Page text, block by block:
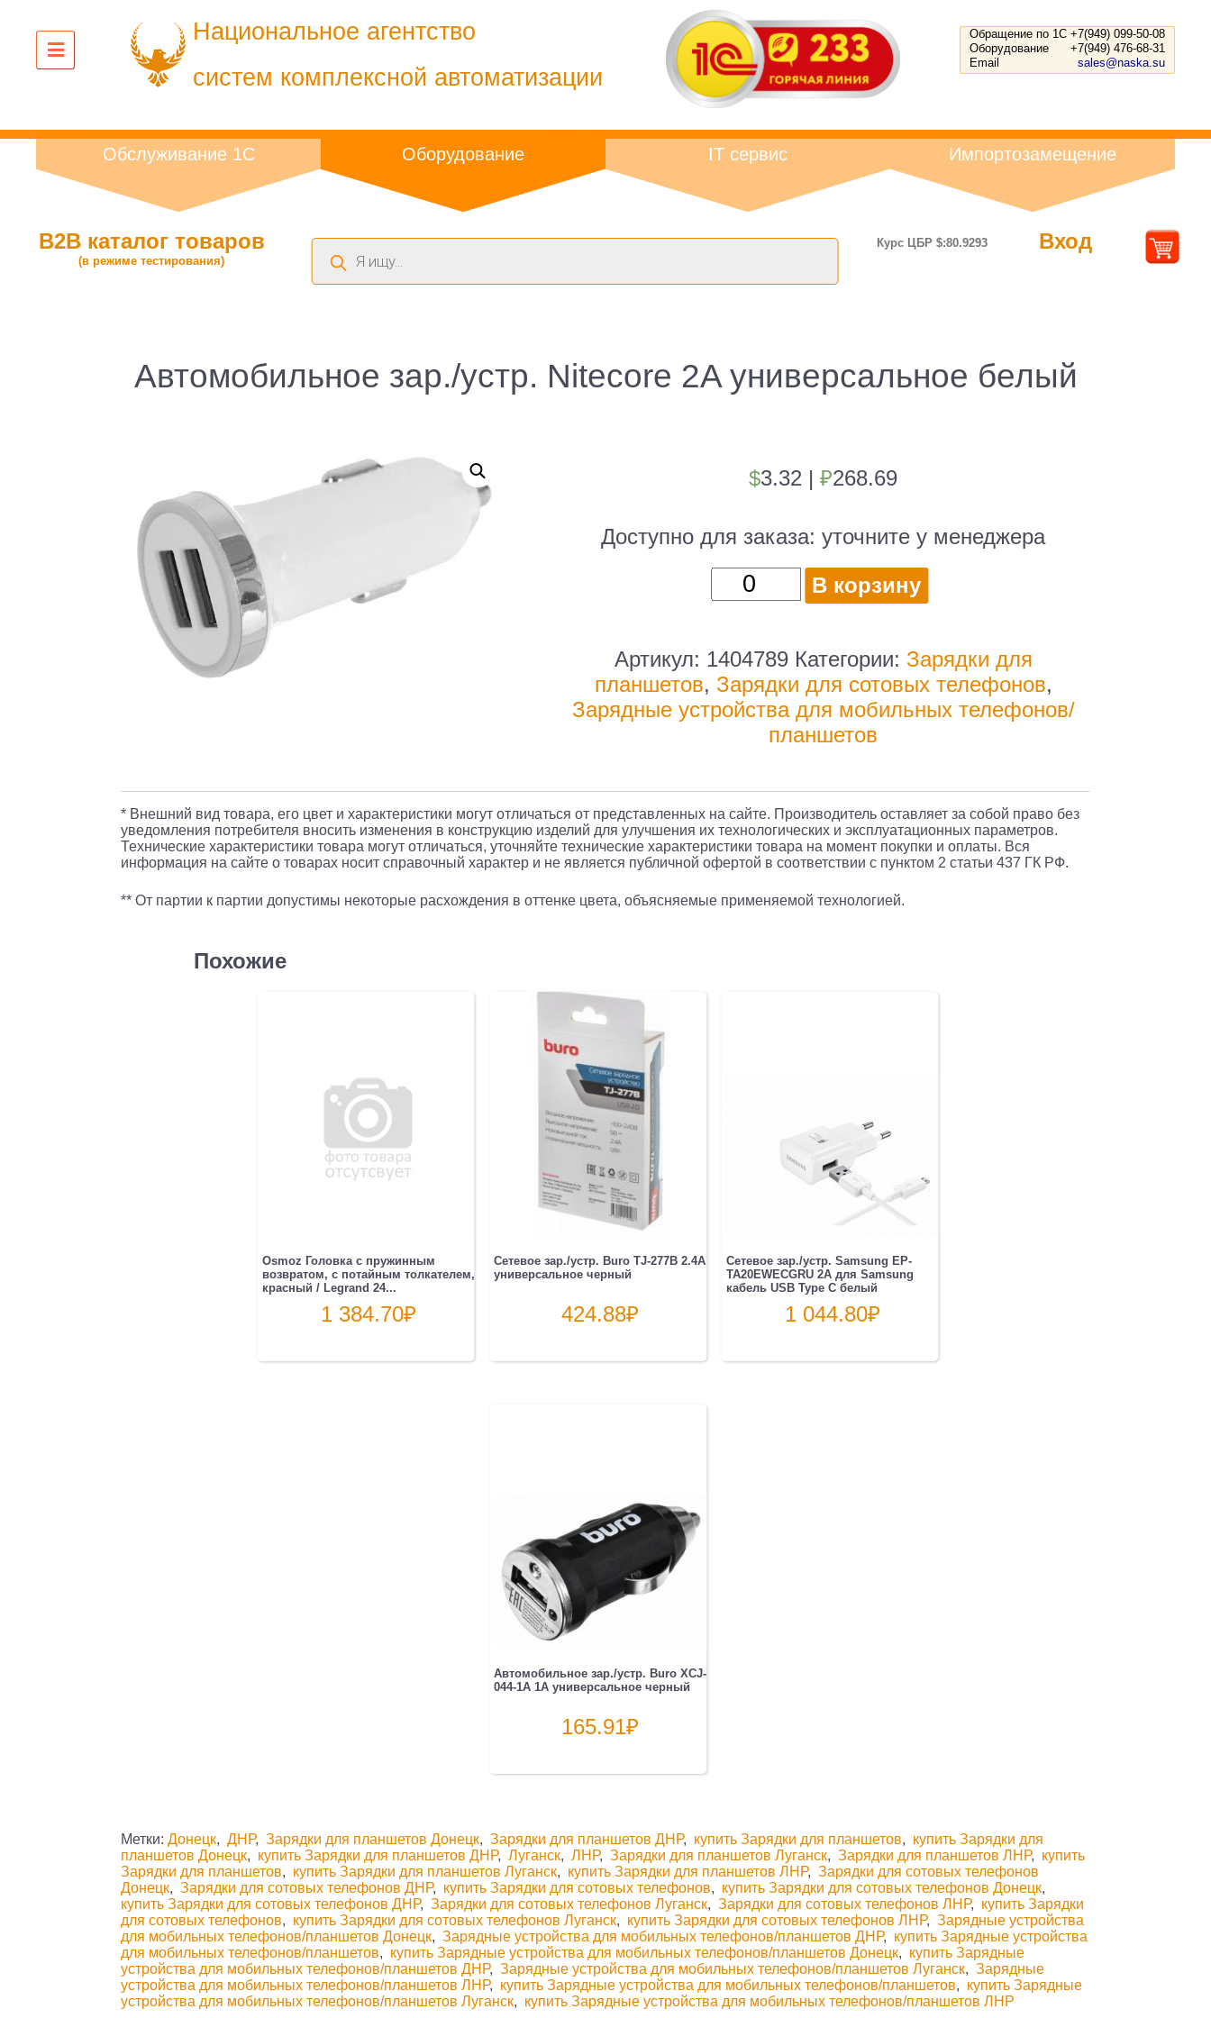
Национальное агентство
систем комплексной автоматизации
Обращение по 1С +7(949) 099-50-08
Оборудование
+7(949) 476-68-31
Email
sales@naska.su
Обслуживание 1С Оборудование IT сервис Импортозамещение
B2B каталог товаров
(в режиме тестирования)
Поиск
товаров
Курс ЦБР $:80.9293 Вход
Автомобильное зар./устр. Nitecore 2A универсальное белый
$3.32 |₽268.69
Доступно для заказа:уточните у менеджера
Количество
товара
зар./
устр.
Nitecore
В корзину
Артикул: 1404789 Категории: Зарядки для
планшетов, Зарядки для сотовых телефонов,
Зарядные устройства для мобильных телефонов/
планшетов
* Внешний вид товара, его цвет и характеристики могут отличаться от представленных на сайте. Производитель оставляет за собой право без
уведомления потребителя вносить изменения в конструкцию изделий для улучшения их технологических и эксплуатационных параметров.
Технические характеристики товара могут отличаться, уточняйте технические характеристики товара на момент покупки и оплаты. Вся
информация на сайте о товарах носит справочный характер и не является публичной офертой в соответствии с пунктом 2 статьи 437 ГК РФ.
** От партии к партии допустимы некоторые расхождения в оттенке цвета, объясняемые применяемой технологией.
Похожие
Osmoz Головка с пружинным
возвратом, с потайным толкателем,
красный / Legrand 24...
1 384.70₽
Сетевое зар./устр. Buro TJ-277B 2.4A
универсальное черный
424.88₽
Сетевое зар./устр. Samsung EP-
TA20EWECGRU 2A для Samsung
кабель USB Type C белый
1 044.80₽
Автомобильное зар./устр. Buro XCJ-
044-1A 1A универсальное черный
165.91₽
Метки:Донецк,ДНР,Зарядки для планшетов Донецк,Зарядки для планшетов ДНР, купить Зарядки для планшетов, купить Зарядки для
планшетов Донецк, купить Зарядки для планшетов ДНР,Луганск,ЛНР,Зарядки для планшетов Луганск,Зарядки для планшетов ЛНР, купить
Зарядки для планшетов, купить Зарядки для планшетов Луганск, купить Зарядки для планшетов ЛНР,Зарядки для сотовых телефонов
Донецк,Зарядки для сотовых телефонов ДНР, купить Зарядки для сотовых телефонов, купить Зарядки для сотовых телефонов Донецк,
купить Зарядки для сотовых телефонов ДНР,Зарядки для сотовых телефонов Луганск,Зарядки для сотовых телефонов ЛНР, купить Зарядки
для сотовых телефонов, купить Зарядки для сотовых телефонов Луганск, купить Зарядки для сотовых телефонов ЛНР,Зарядные устройства
для мобильных телефонов/планшетов Донецк,Зарядные устройства для мобильных телефонов/планшетов ДНР, купить Зарядные устройства
для мобильных телефонов/планшетов, купить Зарядные устройства для мобильных телефонов/планшетов Донецк, купить Зарядные
устройства для мобильных телефонов/планшетов ДНР,Зарядные устройства для мобильных телефонов/планшетов Луганск,Зарядные
устройства для мобильных телефонов/планшетов ЛНР, купить Зарядные устройства для мобильных телефонов/планшетов, купить Зарядные
устройства для мобильных телефонов/планшетов Луганск, купить Зарядные устройства для мобильных телефонов/планшетов ЛНР